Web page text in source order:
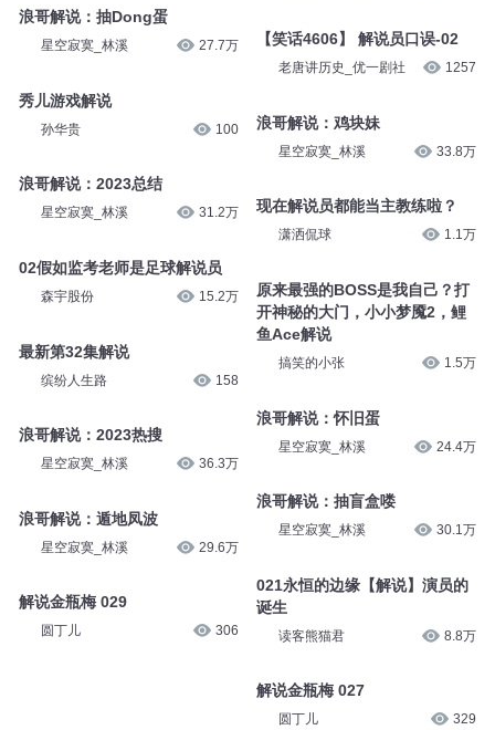
浪哥解说：抽Dong蛋
星空寂寞_林溪 27.7万
秀儿游戏解说
孙华贵 100
浪哥解说：2023总结
星空寂寞_林溪 31.2万
02假如监考老师是足球解说员
森宇股份 15.2万
最新第32集解说
缤纷人生路 158
浪哥解说：2023热搜
星空寂寞_林溪 36.3万
浪哥解说：遁地凤波
星空寂寞_林溪 29.6万
解说金瓶梅 029
圆丁儿 306
【笑话4606】 解说员口误-02
老唐讲历史_优一剧社 1257
浪哥解说：鸡块妹
星空寂寞_林溪 33.8万
现在解说员都能当主教练啦？
潇洒侃球 1.1万
原来最强的BOSS是我自己？打
开神秘的大门，小小梦魇2，鲤
鱼Ace解说
搞笑的小张 1.5万
浪哥解说：怀旧蛋
星空寂寞_林溪 24.4万
浪哥解说：抽盲盒喽
星空寂寞_林溪 30.1万
021永恒的边缘【解说】演员的
诞生
读客熊猫君 8.8万
解说金瓶梅 027
圆丁儿 329